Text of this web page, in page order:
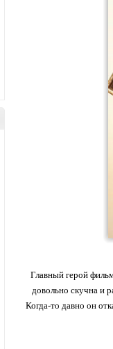
Главный герой
довольно скучна и
Когда-то давно он